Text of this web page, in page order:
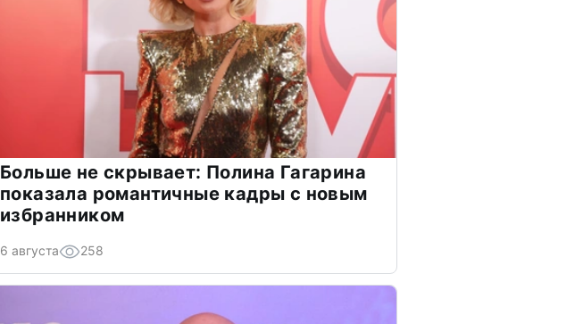
Больше не скрывает: Полина Гагарина
показала романтичные кадры с новым
избранником
6 августа 258